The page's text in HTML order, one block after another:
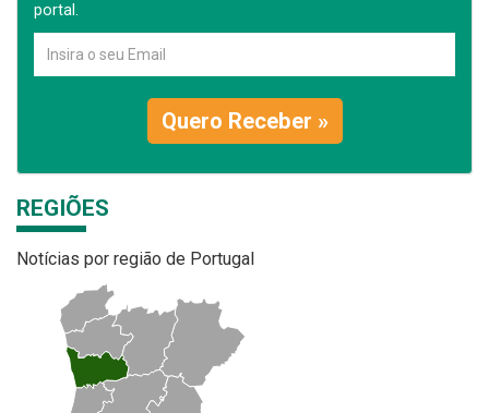
portal.
Quero Receber »
REGIÕES
Notícias por região de Portugal